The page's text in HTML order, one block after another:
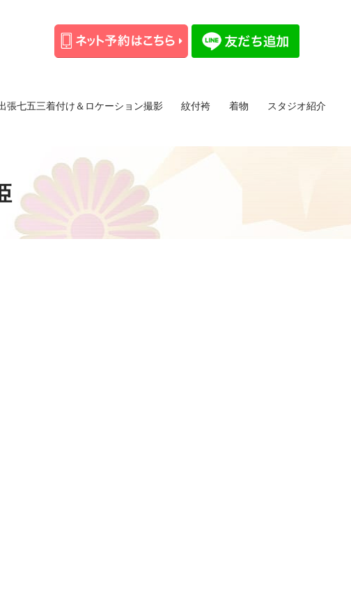
張七五三着付け＆ロケーション撮影 紋付袴 着物
スタジオ紹介